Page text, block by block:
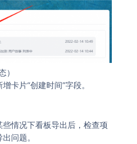
）
卡片“创建时间”字段。
些情况下看板导出后，检查项
问题。